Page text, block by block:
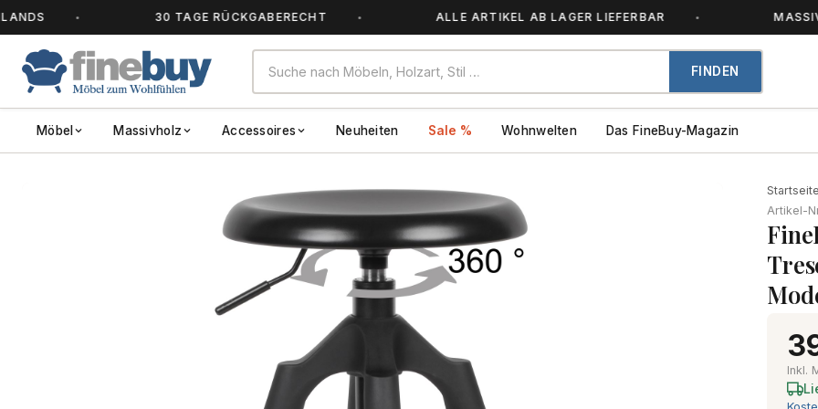
30 TAGE RÜCKGABERECHT ALLE ARTIKEL AB LAGER LIEFERBAR
FINDEN
Möbel Massivholz Accessoires Neuheiten Sale % Wohnwelten Das FineBuy-Magazin
Startseite
Artikel-
Inkl.